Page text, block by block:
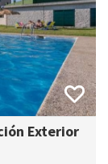
Exterior